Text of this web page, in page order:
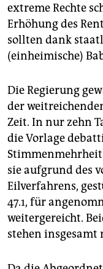
extreme Rechte
Erhöhung des
sollten dank
(einheimische)
Die Regierung
der
Zeit. In nur zehn
die Vorlage
sie aufgrund des
Eilverfahrens,
47.1, für
weitergereicht.
stehen insgesamt